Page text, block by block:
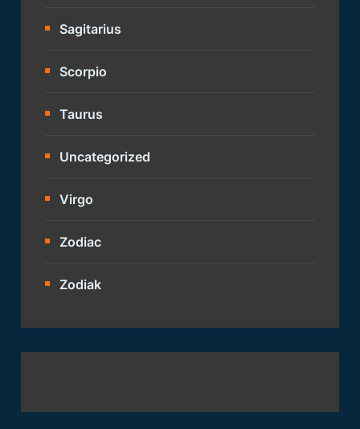
Sagitarius
Scorpio
Taurus
Uncategorized
Virgo
Zodiac
Zodiak